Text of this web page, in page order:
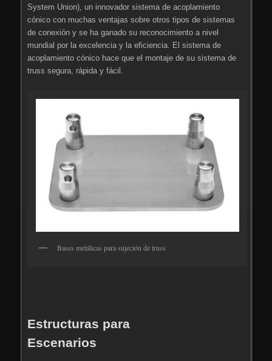
System Union), un innovador sistema de acoplamiento
cónico con muchas ventajas sobre otros tipos de sistemas
de conexión y se ha ganado su reconocimiento a nivel
mundial por la excelencia y la eficiencia. El sistema de
acoplamiento cónico hace que el montaje de su sistema de
truss segura, rápida y fácil.
Bases metálicas para sujeción de truss
Estructuras para
Escenarios